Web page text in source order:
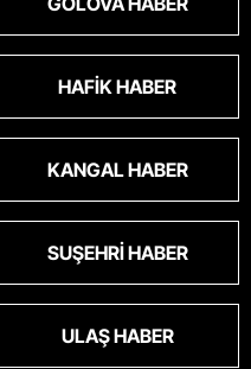
HAFIK HABER
KANGAL HABER
SUŞEHRI HABER
ULAŞ HABER